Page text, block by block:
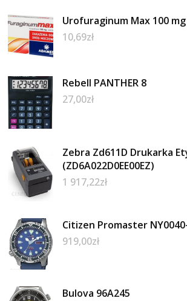
Urofuraginum Max 100
10,69zł
Rebell PANTHER 8
27,00zł
Zebra Zd611D Drukarka
(ZD6A022D0EE00EZ)
1 917,22zł
Citizen Promaster
919,00zł
Bulova 96A245